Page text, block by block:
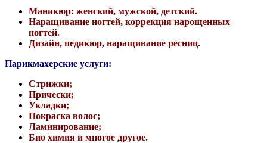
Маникюр: женский, мужской, детский.
Наращивание ногтей, коррекция нарощенных
ногтей.
Дизайн, педикюр, наращивание ресниц.
Парикмахерские услуги:
Стрижки;
Прически;
Укладки;
Покраска волос;
Ламинирование;
Био химия и многое другое.